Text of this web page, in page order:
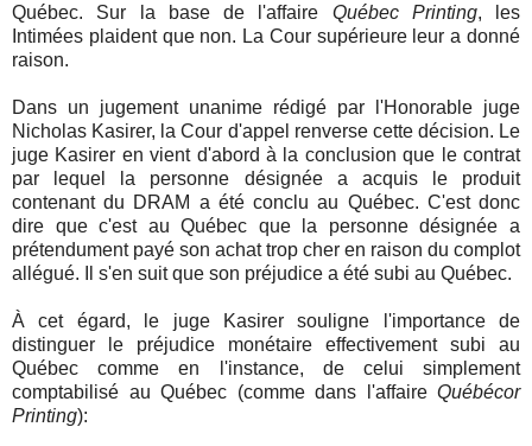
Québec. Sur la base de l'affaire Québec Printing, les
Intimées plaident que non. La Cour supérieure leur a donné
raison.
Dans un jugement unanime rédigé par l'Honorable juge
Nicholas Kasirer, la Cour d'appel renverse cette décision. Le
juge Kasirer en vient d'abord à la conclusion que le contrat
par lequel la personne désignée a acquis le produit
contenant du DRAM a été conclu au Québec. C'est donc
dire que c'est au Québec que la personne désignée a
prétendument payé son achat trop cher en raison du complot
allégué. Il s'en suit que son préjudice a été subi au Québec.
À cet égard, le juge Kasirer souligne l'importance de
distinguer le préjudice monétaire effectivement subi au
Québec comme en l'instance, de celui simplement
comptabilisé au Québec (comme dans l'affaire Québécor
Printing):